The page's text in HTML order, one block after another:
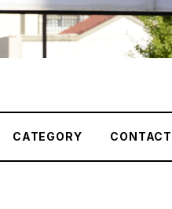
CATEGORY CONTACT